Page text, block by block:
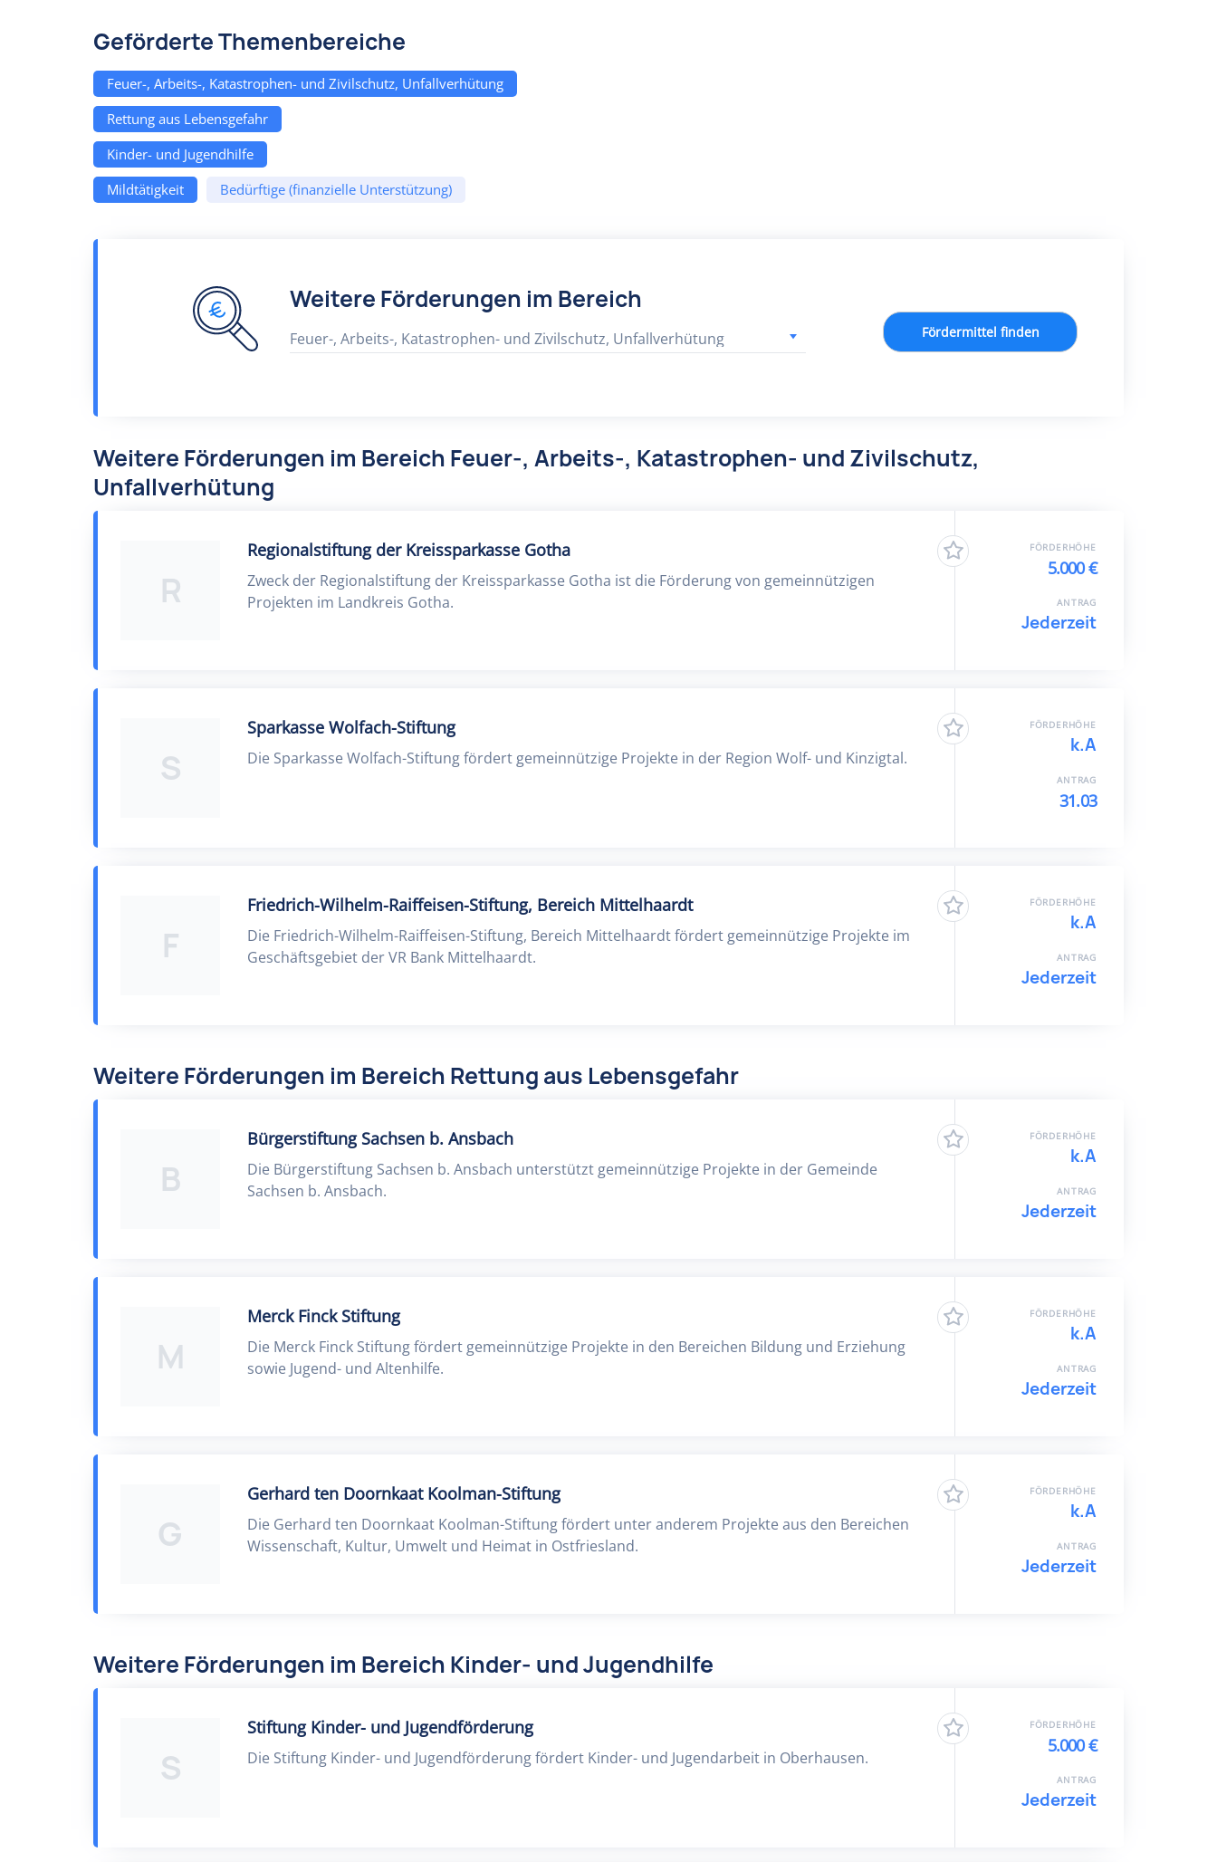
Geförderte Themenbereiche
Feuer-, Arbeits-, Katastrophen- und Zivilschutz, Unfallverhütung
Rettung aus Lebensgefahr
Kinder- und Jugendhilfe
Mildtätigkeit
Bedürftige (finanzielle Unterstützung)
Weitere Förderungen im Bereich
Feuer-, Arbeits-, Katastrophen- und Zivilschutz, Unfallverhütung Fördermittel finden
Weitere Förderungen im Bereich Feuer-, Arbeits-, Katastrophen- und Zivilschutz,
Unfallverhütung
R
Regionalstiftung der Kreissparkasse Gotha
Zweck der Regionalstiftung der Kreissparkasse Gotha ist die Förderung von gemeinnützigen
Projekten im Landkreis Gotha.
FÖRDERHÖHE
5.000 €
ANTRAG
Jederzeit
S
Sparkasse Wolfach-Stiftung
Die Sparkasse Wolfach-Stiftung fördert gemeinnützige Projekte in der Region Wolf- und Kinzigtal.
FÖRDERHÖHE
k.A
ANTRAG
31.03
F
Friedrich-Wilhelm-Raiffeisen-Stiftung, Bereich Mittelhaardt
Die Friedrich-Wilhelm-Raiffeisen-Stiftung, Bereich Mittelhaardt fördert gemeinnützige Projekte im
Geschäftsgebiet der VR Bank Mittelhaardt.
FÖRDERHÖHE
k.A
ANTRAG
Jederzeit
Weitere Förderungen im Bereich Rettung aus Lebensgefahr
B
Bürgerstiftung Sachsen b. Ansbach
Die Bürgerstiftung Sachsen b. Ansbach unterstützt gemeinnützige Projekte in der Gemeinde
Sachsen b. Ansbach.
FÖRDERHÖHE
k.A
ANTRAG
Jederzeit
M
Merck Finck Stiftung
Die Merck Finck Stiftung fördert gemeinnützige Projekte in den Bereichen Bildung und Erziehung
sowie Jugend- und Altenhilfe.
FÖRDERHÖHE
k.A
ANTRAG
Jederzeit
G
Gerhard ten Doornkaat Koolman-Stiftung
Die Gerhard ten Doornkaat Koolman-Stiftung fördert unter anderem Projekte aus den Bereichen
Wissenschaft, Kultur, Umwelt und Heimat in Ostfriesland.
FÖRDERHÖHE
k.A
ANTRAG
Jederzeit
Weitere Förderungen im Bereich Kinder- und Jugendhilfe
S
Stiftung Kinder- und Jugendförderung
Die Stiftung Kinder- und Jugendförderung fördert Kinder- und Jugendarbeit in Oberhausen.
FÖRDERHÖHE
5.000 €
ANTRAG
Jederzeit